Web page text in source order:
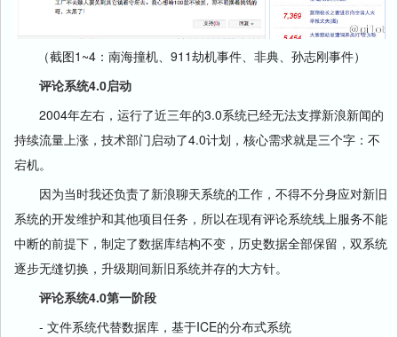
（截图1~4：南海撞机、911劫机事件、非典、孙志刚事件）
评论系统4.0启动
2004年左右，运行了近三年的3.0系统已经无法支撑新浪新闻的
持续流量上涨，技术部门启动了4.0计划，核心需求就是三个字：不
宕机。
因为当时我还负责了新浪聊天系统的工作，不得不分身应对新旧
系统的开发维护和其他项目任务，所以在现有评论系统线上服务不能
中断的前提下，制定了数据库结构不变，历史数据全部保留，双系统
逐步无缝切换，升级期间新旧系统并存的大方针。
评论系统4.0第一阶段
- 文件系统代替数据库，基于ICE的分布式系统